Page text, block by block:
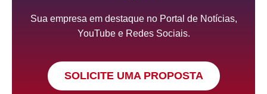
Sua empresa em destaque no Portal de Notícias,
YouTube e Redes Sociais.
SOLICITE UMA PROPOSTA